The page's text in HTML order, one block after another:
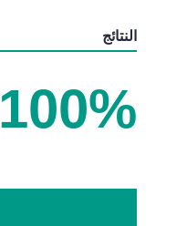
النتائج
100%